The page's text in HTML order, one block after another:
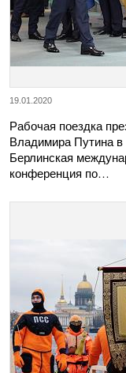
19.01.2020
Рабочая поездка
Владимира Путина в
Берлинская
конференция по…